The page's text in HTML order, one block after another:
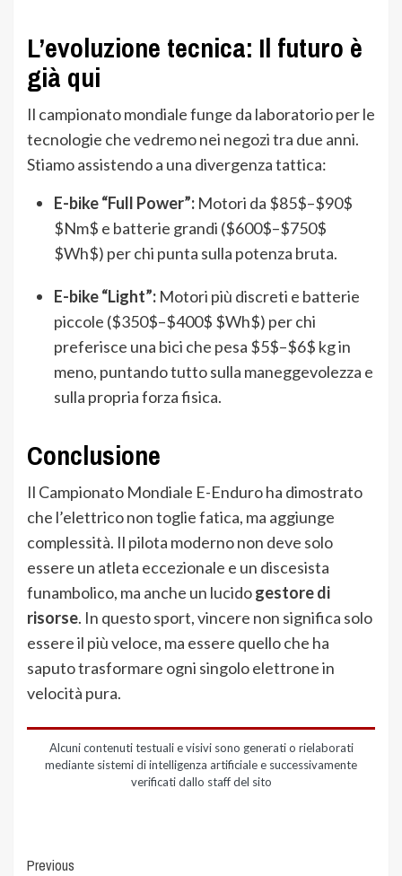
L’evoluzione tecnica: Il futuro è
già qui
Il campionato mondiale funge da laboratorio per le
tecnologie che vedremo nei negozi tra due anni.
Stiamo assistendo a una divergenza tattica:
E-bike “Full Power”: Motori da $85$–$90$
$Nm$ e batterie grandi ($600$–$750$
$Wh$) per chi punta sulla potenza bruta.
E-bike “Light”: Motori più discreti e batterie
piccole ($350$–$400$ $Wh$) per chi
preferisce una bici che pesa $5$–$6$ kg in
meno, puntando tutto sulla maneggevolezza e
sulla propria forza fisica.
Conclusione
Il Campionato Mondiale E-Enduro ha dimostrato
che l’elettrico non toglie fatica, ma aggiunge
complessità. Il pilota moderno non deve solo
essere un atleta eccezionale e un discesista
funambolico, ma anche un lucidogestore di
risorse. In questo sport, vincere non significa solo
essere il più veloce, ma essere quello che ha
saputo trasformare ogni singolo elettrone in
velocità pura.
Alcuni contenuti testuali e visivi sono generati o rielaborati
mediante sistemi di intelligenza artificiale e successivamente
verificati dallo staff del sito
Previous